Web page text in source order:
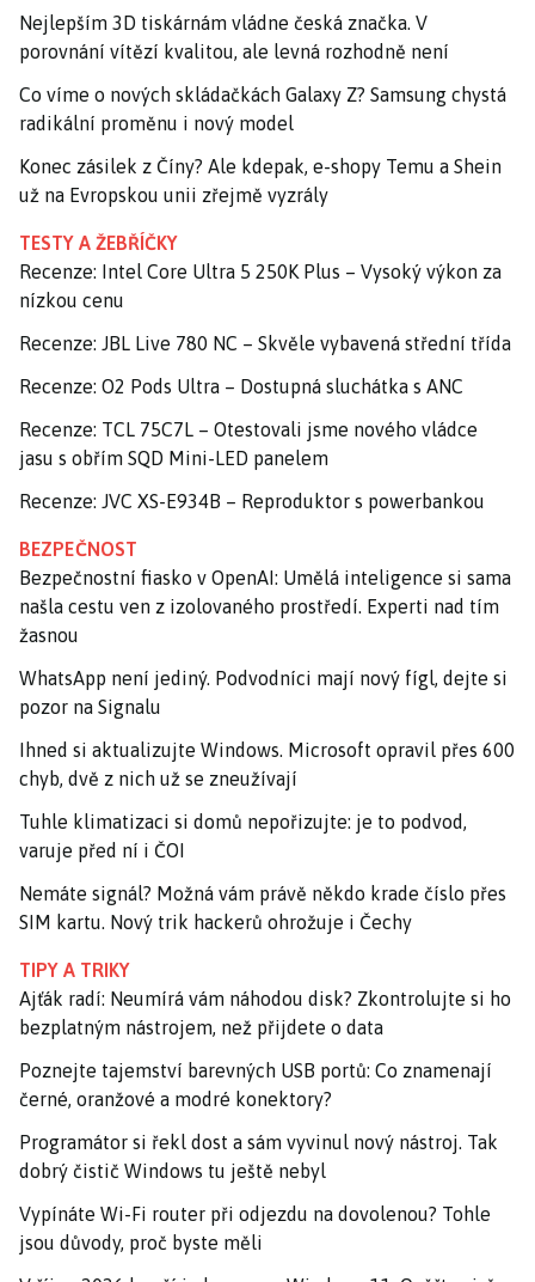
Nejlepším 3D tiskárnám vládne česká značka. V
porovnání vítězí kvalitou, ale levná rozhodně není
Co víme o nových skládačkách Galaxy Z? Samsung chystá
radikální proměnu i nový model
Konec zásilek z Číny? Ale kdepak, e-shopy Temu a Shein
už na Evropskou unii zřejmě vyzrály
TESTY A ŽEBŘÍČKY
Recenze: Intel Core Ultra 5 250K Plus – Vysoký výkon za
nízkou cenu
Recenze: JBL Live 780 NC – Skvěle vybavená střední třída
Recenze: O2 Pods Ultra – Dostupná sluchátka s ANC
Recenze: TCL 75C7L – Otestovali jsme nového vládce
jasu s obřím SQD Mini-LED panelem
Recenze: JVC XS-E934B – Reproduktor s powerbankou
BEZPEČNOST
Bezpečnostní fiasko v OpenAI: Umělá inteligence si sama
našla cestu ven z izolovaného prostředí. Experti nad tím
žasnou
WhatsApp není jediný. Podvodníci mají nový fígl, dejte si
pozor na Signalu
Ihned si aktualizujte Windows. Microsoft opravil přes 600
chyb, dvě z nich už se zneužívají
Tuhle klimatizaci si domů nepořizujte: je to podvod,
varuje před ní i ČOI
Nemáte signál? Možná vám právě někdo krade číslo přes
SIM kartu. Nový trik hackerů ohrožuje i Čechy
TIPY A TRIKY
Ajťák radí: Neumírá vám náhodou disk? Zkontrolujte si ho
bezplatným nástrojem, než přijdete o data
Poznejte tajemství barevných USB portů: Co znamenají
černé, oranžové a modré konektory?
Programátor si řekl dost a sám vyvinul nový nástroj. Tak
dobrý čistič Windows tu ještě nebyl
Vypínáte Wi-Fi router při odjezdu na dovolenou? Tohle
jsou důvody, proč byste měli